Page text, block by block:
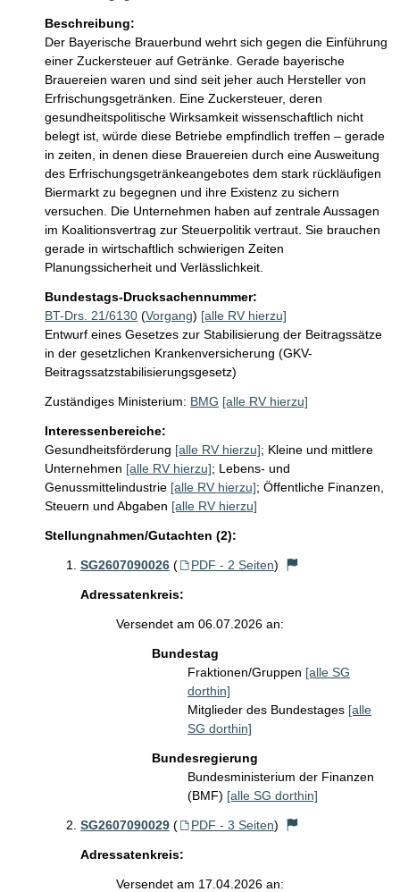
Beschreibung:
Der Bayerische Brauerbund wehrt sich gegen die Einführung
einer Zuckersteuer auf Getränke. Gerade bayerische
Brauereien waren und sind seit jeher auch Hersteller von
Erfrischungsgetränken. Eine Zuckersteuer, deren
gesundheitspolitische Wirksamkeit wissenschaftlich nicht
belegt ist, würde diese Betriebe empfindlich treffen – gerade
in zeiten, in denen diese Brauereien durch eine Ausweitung
des Erfrischungsgetränkeangebotes dem stark rückläufigen
Biermarkt zu begegnen und ihre Existenz zu sichern
versuchen. Die Unternehmen haben auf zentrale Aussagen
im Koalitionsvertrag zur Steuerpolitik vertraut. Sie brauchen
gerade in wirtschaftlich schwierigen Zeiten
Planungssicherheit und Verlässlichkeit.
Bundestags-Drucksachennummer:
BT-Drs. 21/6130 (Vorgang) [alle RV hierzu]
Entwurf eines Gesetzes zur Stabilisierung der Beitragssätze
in der gesetzlichen Krankenversicherung (GKV-
Beitragssatzstabilisierungsgesetz)
Zuständiges Ministerium: BMG [alle RV hierzu]
Interessenbereiche:
Gesundheitsförderung [alle RV hierzu]; Kleine und mittlere
Unternehmen [alle RV hierzu]; Lebens- und
Genussmittelindustrie [alle RV hierzu]; Öffentliche Finanzen,
Steuern und Abgaben [alle RV hierzu]
Stellungnahmen/Gutachten (2):
SG2607090026 ( PDF - 2 Seiten)
Adressatenkreis:
Versendet am 06.07.2026 an:
Bundestag
Fraktionen/Gruppen [alle SG
dorthin]
Mitglieder des Bundestages [alle
SG dorthin]
Bundesregierung
Bundesministerium der Finanzen
(BMF) [alle SG dorthin]
SG2607090029 ( PDF - 3 Seiten)
Adressatenkreis:
Versendet am 17.04.2026 an: